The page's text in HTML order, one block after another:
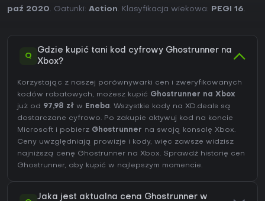
paź 2020. Gatunki: Action. Klasyfikacja wiekowa: PEGI 16.
Q
Gdzie kupić tani kod cyfrowy Ghostrunner na
Xbox?
Korzystając z naszej porównywarki cen i zweryfikowanych
kodów rabatowych, możesz kupić Ghostrunner na Xbox
już od 97,98 zł w Eneba . Wszystkie kody na XD.deals są
dostarczane cyfrowo. Po zakupie aktywuj kod na koncie
Microsoft i pobierz Ghostrunner na swoją konsolę Xbox.
Ceny uwzględniają prowizje i kody, więc zawsze widzisz
najniższą cenę Ghostrunner na Xbox. Sprawdź historię cen
Ghostrunner, aby kupić w najlepszym momencie.
Jaka jest aktualna cena Ghostrunner w